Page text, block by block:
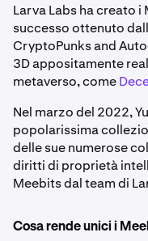
Larva Labs ha creato
successo ottenuto
CryptoPunks and
3D appositamente
metaverso, comeD
Nel marzo del 2022,
popolarissima
delle sue numerose
diritti di proprietà
Meebits dal team di
Cosa rende unici i